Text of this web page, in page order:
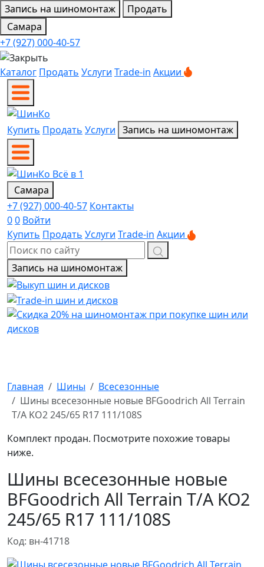
Запись на шиномонтаж
Продать
Самара
+7 (927) 000-40-57
Каталог Продать Услуги Trade-in Акции
Купить Продать Услуги Запись на шиномонтаж
Самара
+7 (927) 000-40-57 Контакты
00 Войти
Купить Продать Услуги Trade-in Акции
Запись на шиномонтаж
Главная Шины
Всесезонные
Шины всесезонные новые BFGoodrich All Terrain
T/A KO2 245/65 R17 111/108S
Комплект продан. Посмотрите похожие товары
ниже.
Шины всесезонные новые
BFGoodrich All Terrain T/A KO2
245/65 R17 111/108S
Код: вн-41718